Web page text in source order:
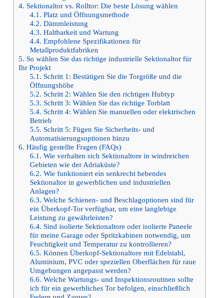
4. Sektionaltor vs. Rolltor: Die beste Lösung wählen
4.1. Platz und Öffnungsmethode
4.2. Dämmleistung
4.3. Haltbarkeit und Wartung
4.4. Empfohlene Spezifikationen für
Metallproduktfabriken
5. So wählen Sie das richtige industrielle Sektionaltor für
Ihr Projekt
5.1. Schritt 1: Bestätigen Sie die Torgröße und die
Öffnungshöhe
5.2. Schritt 2: Wählen Sie den richtigen Hubtyp
5.3. Schritt 3: Wählen Sie das richtige Torblatt
5.4. Schritt 4: Wählen Sie manuellen oder elektrischen
Betrieb
5.5. Schritt 5: Fügen Sie Sicherheits- und
Automatisierungsoptionen hinzu
6. Häufig gestellte Fragen (FAQs)
6.1. Wie verhalten sich Sektionaltore in windreichen
Gebieten wie der Adriaküste?
6.2. Wie funktioniert ein senkrecht hebendes
Sektionaltor in gewerblichen und industriellen
Anlagen?
6.3. Welche Schienen- und Beschlagoptionen sind für
ein Überkopf-Tor verfügbar, um eine langlebige
Leistung zu gewährleisten?
6.4. Sind isolierte Sektionaltore oder isolierte Paneele
für meine Garage oder Spritzkabinen notwendig, um
Feuchtigkeit und Temperatur zu kontrollieren?
6.5. Können Überkopf-Sektionaltore mit Edelstahl,
Aluminium, PVC oder speziellen Oberflächen für raue
Umgebungen angepasst werden?
6.6. Welche Wartungs- und Inspektionsroutinen sollte
ich für ein gewerbliches Tor befolgen, einschließlich